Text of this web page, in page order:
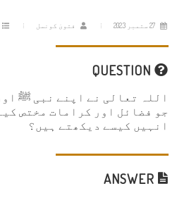
فتویٰ کونسل
اللہ تعالی نے اپنے نبی ﷺ
جو فضائل اور کرامات مختص
انہیں کیسے دیکھتے ہیں؟